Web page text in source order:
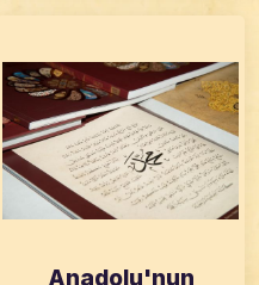
Anadolu'nun